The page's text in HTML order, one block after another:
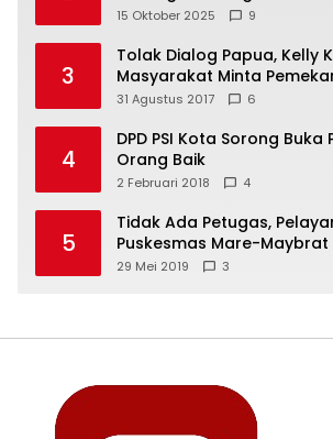
Freeport Indonesia
15 Oktober 2025 9
3
Tolak Dialog Papua, Kelly
Masyarakat Minta
31 Agustus 2017 6
4
DPD PSI Kota Sorong
Orang Baik
2 Februari 2018 4
5
Tidak Ada Petugas,
Puskesmas Mare-Maybrat
29 Mei 2019 3